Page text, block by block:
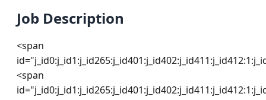
Job Description
<span
<span